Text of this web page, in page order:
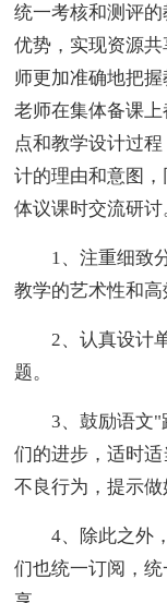
统一考核和测评
优势，实现资源
师更加准确地把
老师在集体备课
点和教学设计过
计的理由和意图
体议课时交流研讨
1、注重细致分
教学的艺术性和高
2、认真设计单
题。
3、鼓励语文"
们的进步，适时
不良行为，提示做
4、除此之外，
们也统一订阅，